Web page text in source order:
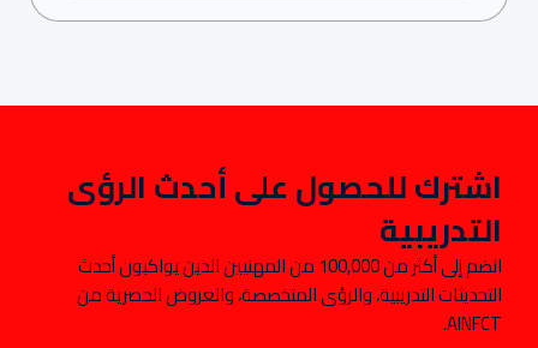
اشترك للحصول على أحدث الرؤى
التدريبية
انضم إلى أكثر من 100,000 من المهنيين الذين يواكبون أحدث
التحديثات التدريبية، والرؤى المتخصصة، والعروض الحصرية من
AINFCT.